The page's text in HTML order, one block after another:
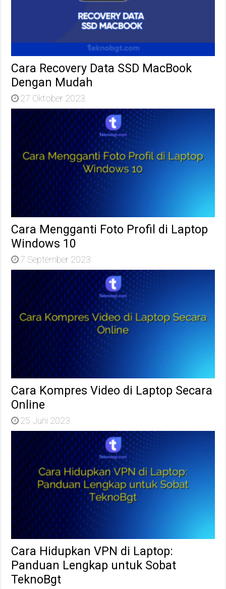
Cara Recovery Data SSD MacBook
Dengan Mudah
27 Oktober 2023
Cara Mengganti Foto Profil di Laptop
Windows 10
7 September 2023
Cara Kompres Video di Laptop Secara
Online
25 Juni 2023
Cara Hidupkan VPN di Laptop:
Panduan Lengkap untuk Sobat
TeknoBgt